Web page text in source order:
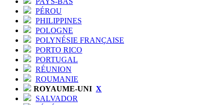
PÉROU
PHILIPPINES
POLOGNE
POLYNÉSIE FRANÇAISE
PORTO RICO
PORTUGAL
RÉUNION
ROUMANIE
ROYAUME-UNI X
SALVADOR